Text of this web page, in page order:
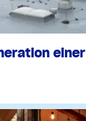
einer